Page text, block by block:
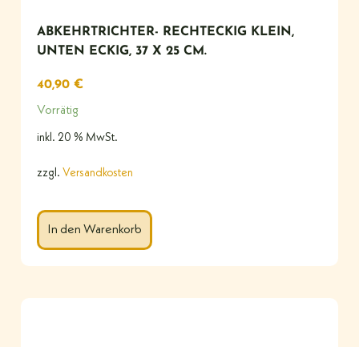
ABKEHRTRICHTER- RECHTECKIG KLEIN,
UNTEN ECKIG, 37 X 25 CM.
40,90 €
Vorrätig
inkl. 20 % MwSt.
zzgl. Versandkosten
In den Warenkorb